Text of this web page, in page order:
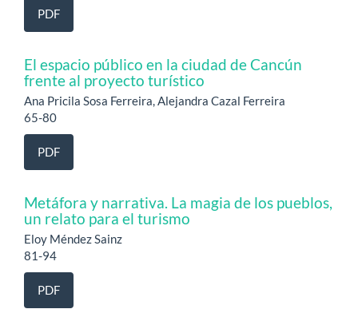
PDF
El espacio público en la ciudad de Cancún
frente al proyecto turístico
Ana Pricila Sosa Ferreira, Alejandra Cazal Ferreira
65-80
PDF
Metáfora y narrativa. La magia de los pueblos,
un relato para el turismo
Eloy Méndez Sainz
81-94
PDF